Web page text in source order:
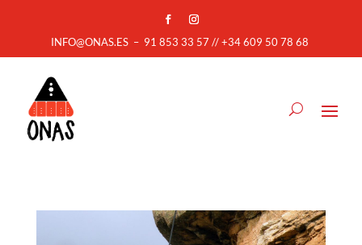
INFO@ONAS.ES – 91 853 33 57 // +34 609 50 78 68